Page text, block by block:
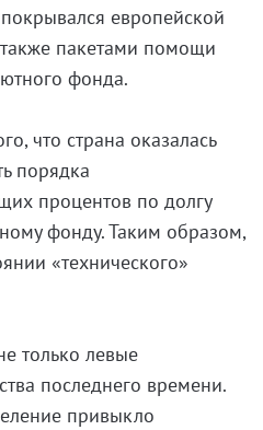
европейской
пакетами помощи
фонда.
что страна оказалась
порядка
процентов по долгу
фонду. Таким образом,
«технического»
только левые
последнего времени.
привыкло